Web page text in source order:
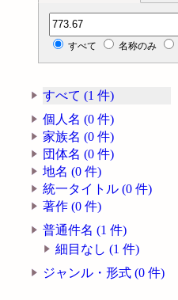
分類記号検索
すべて 名称のみ
すべて (1 件)
個人名 (0 件)
家族名 (0 件)
団体名 (0 件)
地名 (0 件)
統一タイトル (0 件)
著作 (0 件)
普通件名 (1 件)
細目なし (1 件)
ジャンル・形式 (0 件)